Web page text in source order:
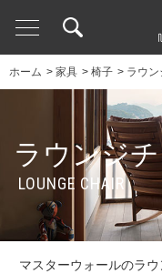
ホーム > 家具 > 椅子 > ラウン
ラウンジ
LOUNGE CHAIR
マスターウォールのラ